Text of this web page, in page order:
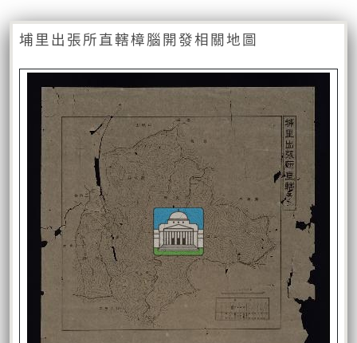
埔里出張所直轄樟腦開發相關地圖